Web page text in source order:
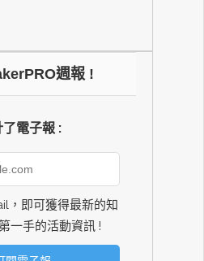
週報 !
電子報 :
，即可獲得最新的知
一手的活動資訊 !